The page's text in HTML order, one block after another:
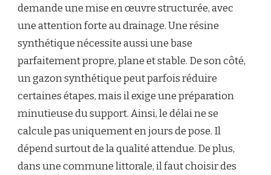
demande une mise en œuvre structurée, avec
une attention forte au drainage. Une résine
synthétique nécessite aussi une base
parfaitement propre, plane et stable. De son côté,
un gazon synthétique peut parfois réduire
certaines étapes, mais il exige une préparation
minutieuse du support. Ainsi, le délai ne se
calcule pas uniquement en jours de pose. Il
dépend surtout de la qualité attendue. De plus,
dans une commune littorale, il faut choisir des